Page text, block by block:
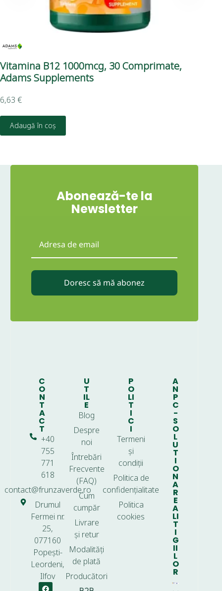
Vitamina B12 1000mcg, 30 Comprimate,
Adams Supplements
6,63 €
Adaugă în coș
Abonează-te la
Newsletter
Doresc să mă abonez
C
O
N
T
A
C
T
+40
755
771
618
contact@frunzaverde.ro
Drumul
Fermei nr.
25,
077160
Popești-
Leordeni,
Ilfov
U
T
IL
E
Blog
Despre
noi
Întrebări
Frecvente
(FAQ)
Cum
cumpăr
Livrare
și retur
Modalități
de plată
Producători
P
O
LI
T
I
C
I
Termeni
și
condiții
Politica de
confidențialitate
Politica
cookies
A
N
P
C
-
S
O
L
U
T
I
O
N
A
R
E
A
LI
T
I
G
II
L
O
R